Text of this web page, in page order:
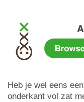
Heb je wel eens
onderkant vol zat